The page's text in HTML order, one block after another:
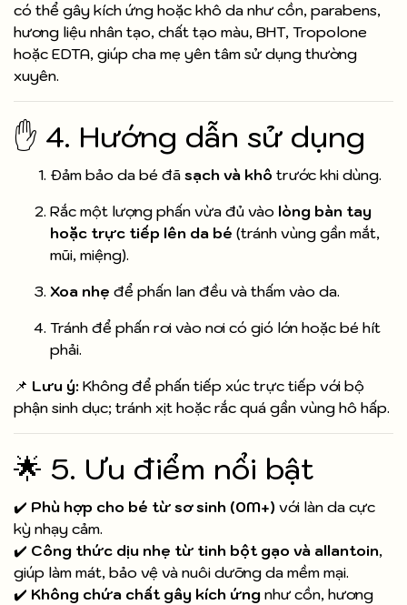
có thể gây kích ứng hoặc khô da như cồn, parabens,
hương liệu nhân tạo, chất tạo màu, BHT, Tropolone
hoặc EDTA, giúp cha mẹ yên tâm sử dụng thường
xuyên.
✋ 4. Hướng dẫn sử dụng
Đảm bảo da bé đã sạch và khô trước khi dùng.
Rắc một lượng phấn vừa đủ vào lòng bàn tay
hoặc trực tiếp lên da bé (tránh vùng gần mắt,
mũi, miệng).
Xoa nhẹ để phấn lan đều và thấm vào da.
Tránh để phấn rơi vào nơi có gió lớn hoặc bé hít
phải.
📌 Lưu ý: Không để phấn tiếp xúc trực tiếp với bộ
phận sinh dục; tránh xịt hoặc rắc quá gần vùng hô hấp.
🌟 5. Ưu điểm nổi bật
✔️ Phù hợp cho bé từ sơ sinh (0M+) với làn da cực
kỳ nhạy cảm.
✔️ Công thức dịu nhẹ từ tinh bột gạo và allantoin,
giúp làm mát, bảo vệ và nuôi dưỡng da mềm mại.
✔️ Không chứa chất gây kích ứng như cồn, hương